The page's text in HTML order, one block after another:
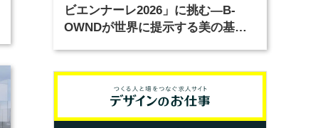
ビエンナーレ2026」に挑む―B-
OWNDが世界に提示する美の基準